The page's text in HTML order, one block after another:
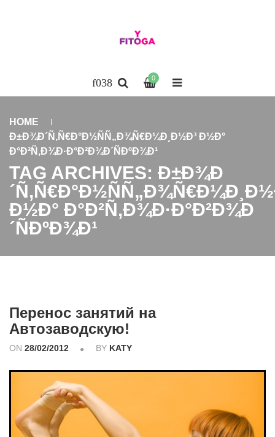
0
HOME
Ð±Ð¾Ð´Ñ‚Ñ€Ð°Ð½ÑÑ„Ð¾Ñ€Ð¼Ð¸Ð½Ð³ Ð½Ð°
Ð°Ð²Ñ‚Ð¾Ð·Ð°Ð²Ð¾Ð´ÑÐºÐ¾Ð¹
TAG ARCHIVES: Ð±Ð¾Ð
Ð½Ð° Ð°Ð²Ñ‚Ð¾Ð·Ð°Ð²Ð¾Ð
´ÑÐºÐ¾Ð¹
Перенос занятий на
Автозаводскую!
ON 28/02/2012 BY KATY